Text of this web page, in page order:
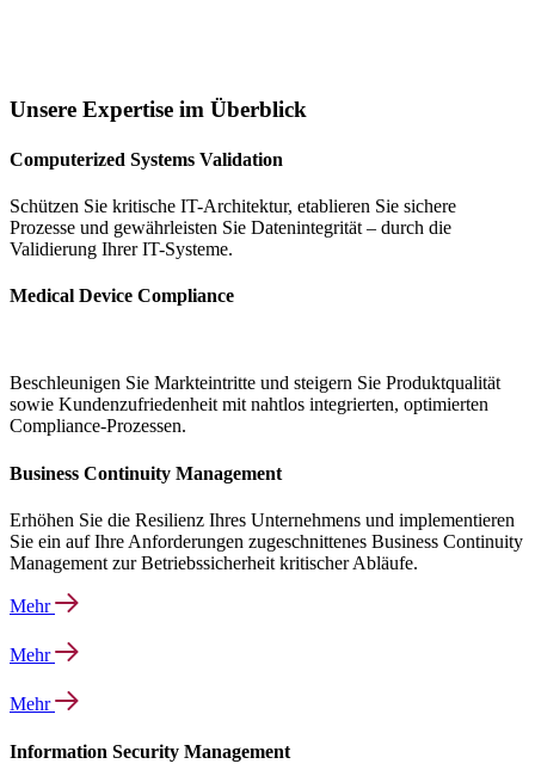
Unsere Expertise im Überblick
Computerized Systems Validation
Schützen Sie kritische IT-Architektur, etablieren Sie sichere
Prozesse und gewährleisten Sie Datenintegrität – durch die
Validierung Ihrer IT-Systeme.
Medical Device Compliance
Beschleunigen Sie Markteintritte und steigern Sie Produktqualität
sowie Kundenzufriedenheit mit nahtlos integrierten, optimierten
Compliance-Prozessen.
Business Continuity Management
Erhöhen Sie die Resilienz Ihres Unternehmens und implementieren
Sie ein auf Ihre Anforderungen zugeschnittenes Business Continuity
Management zur Betriebssicherheit kritischer Abläufe.
Mehr
Mehr
Mehr
Information Security Management